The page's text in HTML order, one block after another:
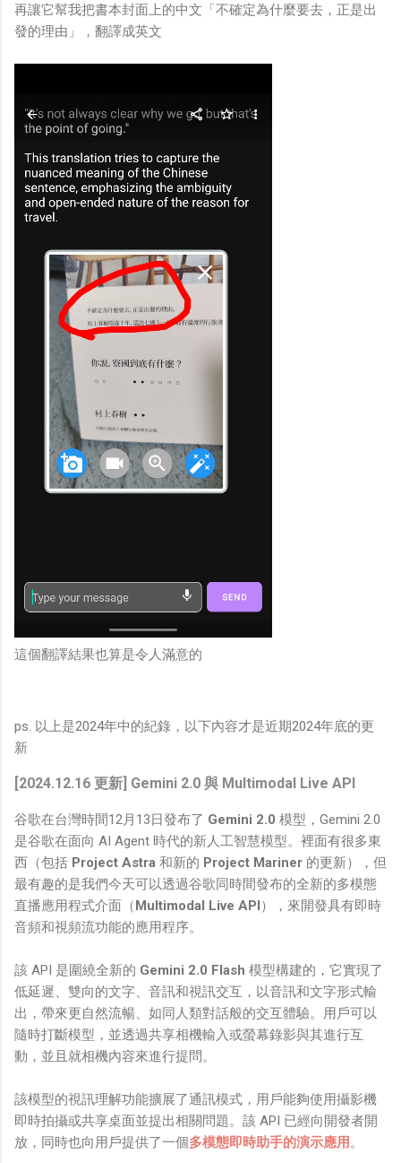
再讓它幫我把書本封面上的中文「不確定為什麼要去，正是出
發的理由」，翻譯成英文
這個翻譯結果也算是令人滿意的
ps. 以上是2024年中的紀錄，以下內容才是近期2024年底的更
新
[2024.12.16 更新] Gemini 2.0 與 Multimodal Live API
谷歌在台灣時間12月13日發布了 Gemini 2.0 模型，Gemini 2.0
是谷歌在面向 AI Agent 時代的新人工智慧模型。裡面有很多東
西（包括 Project Astra 和新的 Project Mariner 的更新），但
最有趣的是我們今天可以透過谷歌同時間發布的全新的多模態
直播應用程式介面（Multimodal Live API），來開發具有即時
音頻和視頻流功能的應用程序。
該 API 是圍繞全新的 Gemini 2.0 Flash 模型構建的，它實現了
低延遲、雙向的文字、音訊和視訊交互，以音訊和文字形式輸
出，帶來更自然流暢、如同人類對話般的交互體驗。用戶可以
隨時打斷模型，並透過共享相機輸入或螢幕錄影與其進行互
動，並且就相機內容來進行提問。
該模型的視訊理解功能擴展了通訊模式，用戶能夠使用攝影機
即時拍攝或共享桌面並提出相關問題。該 API 已經向開發者開
放，同時也向用戶提供了一個多模態即時助手的演示應用 。